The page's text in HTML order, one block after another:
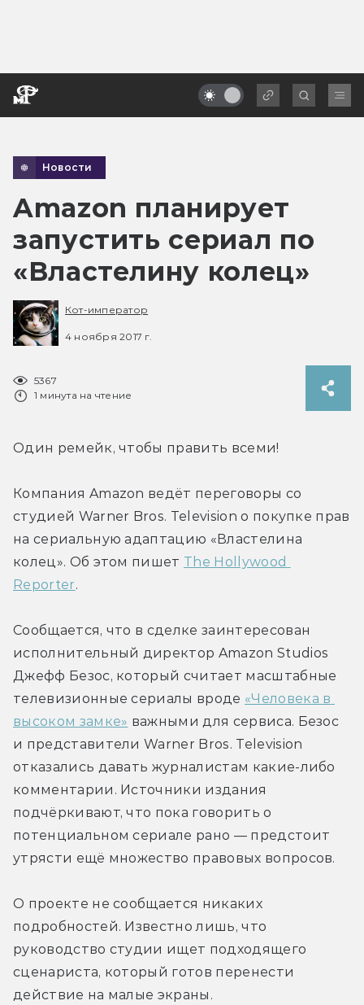
Новости
Amazon планирует
запустить сериал по
«Властелину колец»
Кот-император
4 ноября 2017 г.
5367
1 минута на чтение
Один ремейк, чтобы править всеми!
Компания Amazon ведёт переговоры со
студией Warner Bros. Television о покупке прав
на сериальную адаптацию «Властелина
колец». Об этом пишет The Hollywood
Reporter.
Сообщается, что в сделке заинтересован
исполнительный директор Amazon Studios
Джефф Безос, который считает масштабные
телевизионные сериалы вроде «Человека в
высоком замке» важными для сервиса. Безос
и представители Warner Bros. Television
отказались давать журналистам какие-либо
комментарии. Источники издания
подчёркивают, что пока говорить о
потенциальном сериале рано — предстоит
утрясти ещё множество правовых вопросов.
О проекте не сообщается никаких
подробностей. Известно лишь, что
руководство студии ищет подходящего
сценариста, который готов перенести
действие на малые экраны.